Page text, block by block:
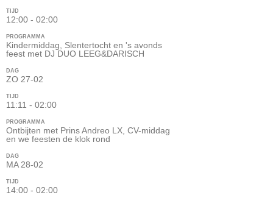
TIJD
12:00 - 02:00
PROGRAMMA
Kindermiddag, Slentertocht en 's avonds
feest met DJ DUO LEEG&DARISCH
DAG
ZO 27-02
TIJD
11:11 - 02:00
PROGRAMMA
Ontbijten met Prins Andreo LX, CV-middag
en we feesten de klok rond
DAG
MA 28-02
TIJD
14:00 - 02:00